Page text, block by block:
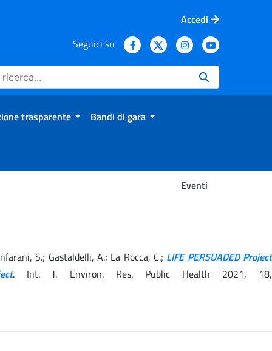
Accedi
Seguici su
trasparente Bandi di gara
Eventi
S.; Gastaldelli, A.; La Rocca, C.; LIFE PERSUADED Project
. Int. J. Environ. Res. Public Health 2021, 18,